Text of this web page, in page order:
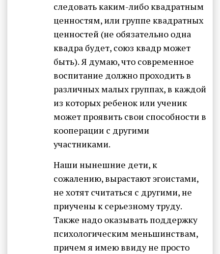
следовать каким-либо квадратным
ценностям, или группе квадратных
ценностей (не обязательно одна
квадра будет, союз квадр может
быть). Я думаю, что современное
воспитание должно проходить в
различных малых группах, в каждой
из которых ребенок или ученик
может проявить свои способности в
кооперации с другими
участниками.
Наши нынешние дети, к
сожалению, вырастают эгоистами,
не хотят считаться с другими, не
приучены к серьезному труду.
Также надо оказывать поддержку
психологическим меньшинствам,
причем я имею ввиду не просто